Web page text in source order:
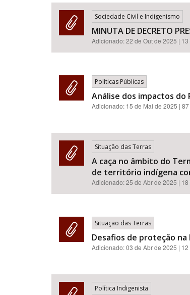
Sociedade Civil e Indigenismo
MINUTA DE DECRETO
Adicionado:22 de Out de 2025 |
Políticas Públicas
Análise dos impactos do
Adicionado: 15 de Mai de 2025 |
Situação das Terras
A caça no âmbito do
de território indígena
Adicionado:25 de Abr de 2025 |
Situação das Terras
Desafios de proteção na
Adicionado:03 de Abr de 2025 |
Política Indigenista